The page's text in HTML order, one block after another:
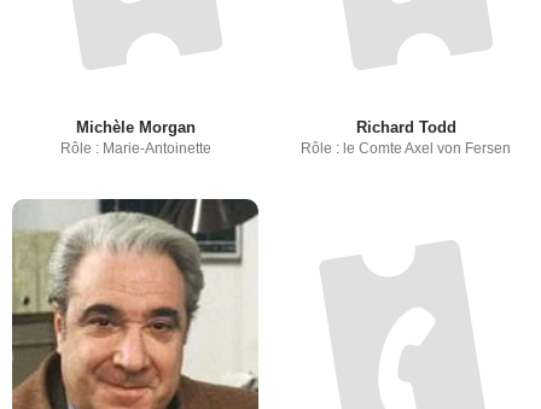
Michèle Morgan
Rôle : Marie-Antoinette
Richard Todd
Rôle : le Comte Axel von Fersen